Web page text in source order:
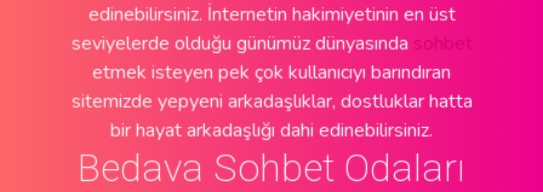
edinebilirsiniz. İnternetin hakimiyetinin en üst
seviyelerde olduğu günümüz dünyasında sohbet
etmek isteyen pek çok kullanıcıyı barındıran
sitemizde yepyeni arkadaşlıklar, dostluklar hatta
bir hayat arkadaşlığı dahi edinebilirsiniz.
Bedava Sohbet Odaları